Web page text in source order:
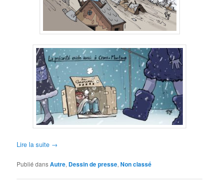
Lire la suite →
Publié dansAutre, Dessin de presse,Non classé